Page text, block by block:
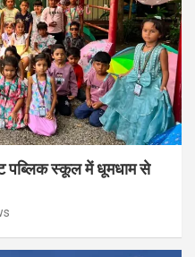
पब्लिक स्कूल में धूमधाम से